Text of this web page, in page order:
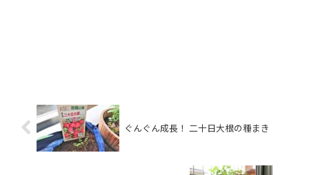
ぐんぐん成長！ 二十日大根の種まき